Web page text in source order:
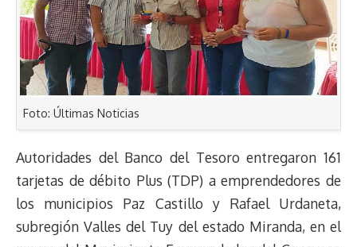
Foto: Últimas Noticias
Autoridades del Banco del Tesoro entregaron 161
tarjetas de débito Plus (TDP) a emprendedores de
los municipios Paz Castillo y Rafael Urdaneta,
subregión Valles del Tuy del estado Miranda, en el